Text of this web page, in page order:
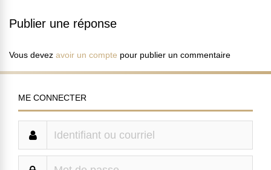
Publier une réponse
Vous devez avoir un compte pour publier un commentaire
ME CONNECTER